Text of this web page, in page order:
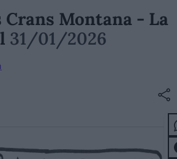
Crans Montana - La
31/01/2026